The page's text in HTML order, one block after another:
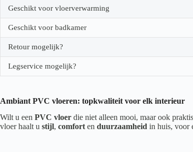
Geschikt voor vloerverwarming
Geschikt voor badkamer
Retour mogelijk?
Legservice mogelijk?
Ambiant PVC vloeren: topkwaliteit voor elk interieur
Wilt u een PVC vloer die niet alleen mooi, maar ook
vloer haalt u stijl, comfort en duurzaamheid in huis, voor